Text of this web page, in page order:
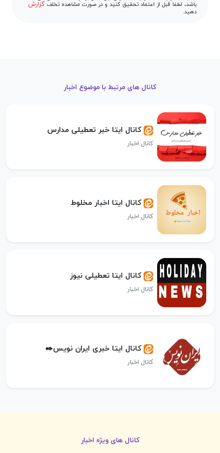
باشد، لطفا قبل از اعتماد تحقیق کنید و در صورت مشاهده تخلف گزارش
دهید.
کانال های مرتبط با موضوع اخبار
کانال ایتا خبر تعطیلی مدارس
کانال اخبار
کانال ایتا اخبار مخلوط
کانال اخبار
کانال ایتا تعطیلی نیوز
کانال اخبار
کانال ایتا خبری ایران نویس✒️
کانال اخبار
کانال های ویژه اخبار